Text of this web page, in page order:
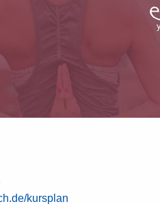
kursplan